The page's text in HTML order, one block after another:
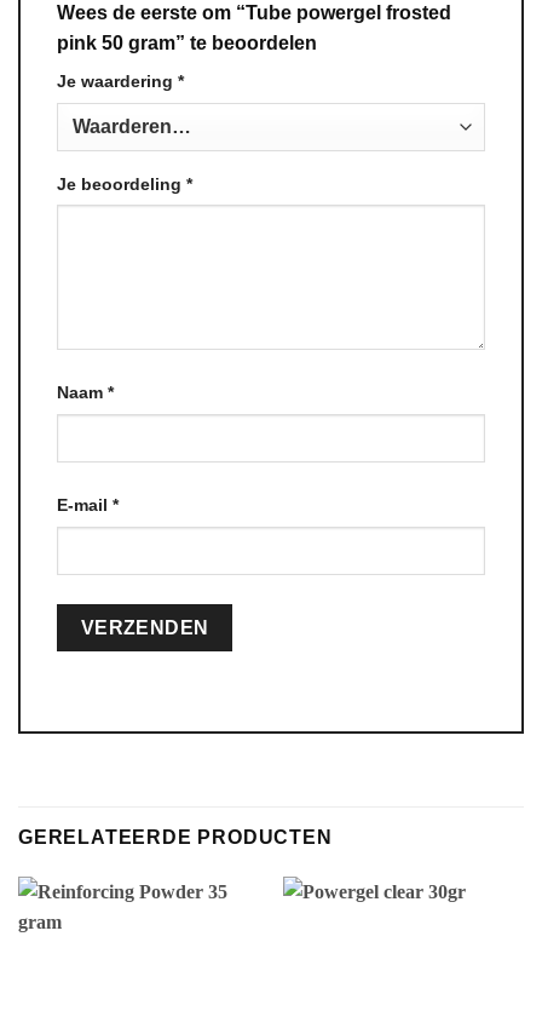
Wees de eerste om “Tube powergel frosted
pink 50 gram” te beoordelen
Je waardering *
Je beoordeling *
Naam *
E-mail *
GERELATEERDE PRODUCTEN